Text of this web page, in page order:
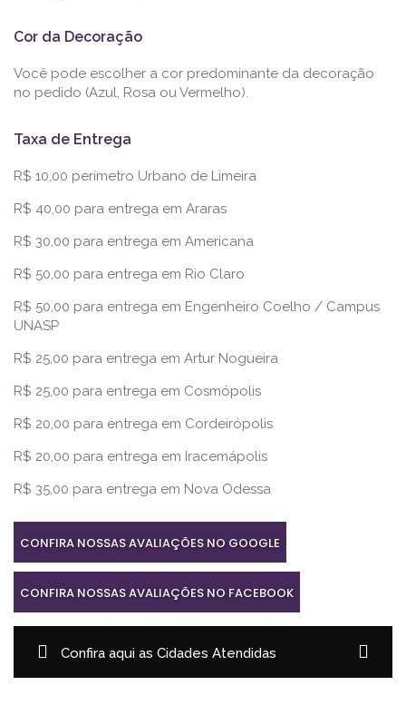
Cor da Decoração
Você pode escolher a cor predominante da decoração
no pedido (Azul, Rosa ou Vermelho).
Taxa de Entrega
R$ 10,00 perímetro Urbano de Limeira
R$ 40,00 para entrega em Araras
R$ 30,00 para entrega em Americana
R$ 50,00 para entrega em Rio Claro
R$ 50,00 para entrega em Engenheiro Coelho / Campus
UNASP
R$ 25,00 para entrega em Artur Nogueira
R$ 25,00 para entrega em Cosmópolis
R$ 20,00 para entrega em Cordeirópolis
R$ 20,00 para entrega em Iracemápolis
R$ 35,00 para entrega em Nova Odessa
CONFIRA NOSSAS AVALIAÇÕES NO GOOGLE
CONFIRA NOSSAS AVALIAÇÕES NO FACEBOOK
Confira aqui as Cidades Atendidas